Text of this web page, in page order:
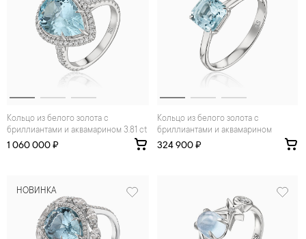
Кольцо из белого золота с
бриллиантами и аквамарином 3.81 ct
1 060 000 ₽
Кольцо из белого золота с
бриллиантами и аквамарином
324 900 ₽
НОВИНКА